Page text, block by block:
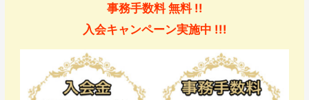
事務手数料 無料 !!
入会キャンペーン実施中 !!!